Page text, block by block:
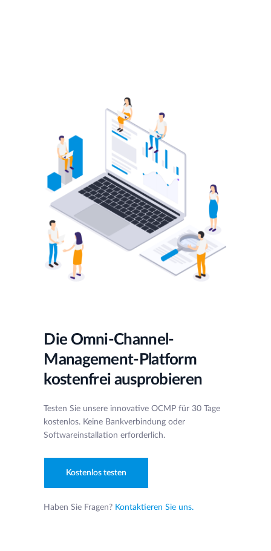
Die Omni-Channel-
Management-Platform
kostenfrei ausprobieren
Testen Sie unsere innovative OCMP für 30 Tage
kostenlos. Keine Bankverbindung oder
Softwareinstallation erforderlich.
Kostenlos testen
Haben Sie Fragen? Kontaktieren Sie uns.